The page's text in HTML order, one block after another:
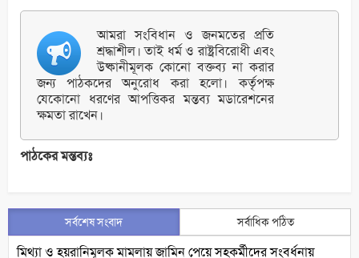
আমরা সংবিধান ও জনমতের প্রতি
শ্রদ্ধাশীল। তাই ধর্ম ও রাষ্ট্রবিরোধী এবং
উষ্কানীমূলক কোনো বক্তব্য না করার
জন্য পাঠকদের অনুরোধ করা হলো। কর্তৃপক্ষ
যেকোনো ধরণের আপত্তিকর মন্তব্য মডারেশনের
ক্ষমতা রাখেন।
পাঠকের মন্তব্যঃ
সর্বশেষ সংবাদ সর্বাধিক পঠিত
মিথ্যা ও হয়রানিমূলক মামলায় জামিন পেয়ে সহকর্মীদের সংবর্ধনায়